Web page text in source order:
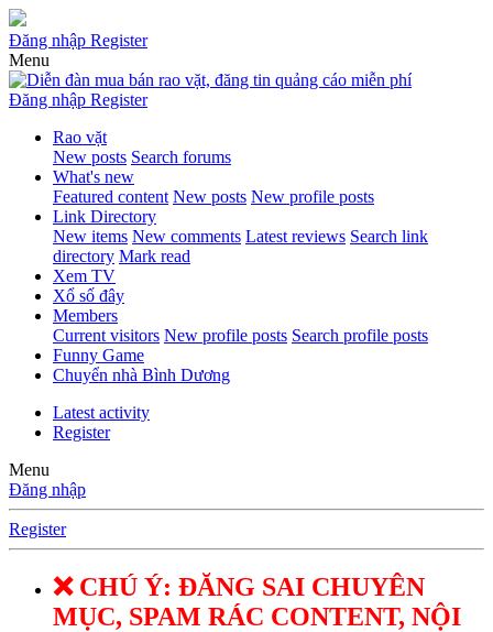
Đăng nhập Register
Menu
Đăng nhập Register
Rao vặt
New posts Search forums
What's new
Featured content New posts New profile posts
Link Directory
New items New comments Latest reviews Search link
directory Mark read
Xem TV
Xổ số đây
Members
Current visitors New profile posts Search profile posts
Funny Game
Chuyển nhà Bình Dương
Latest activity
Register
Menu
Đăng nhập
Register
❌ CHÚ Ý: ĐĂNG SAI CHUYÊN
MỤC, SPAM RÁC CONTENT, NỘI